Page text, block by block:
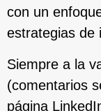
con un
estrategias de
Siempre a la
(comentarios
página